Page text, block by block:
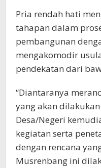
Pria rendah hati
tahapan dalam
pembangunan
mengakomodir
pendekatan dari
“Diantaranya
yang akan
Desa/Negeri
kegiatan serta
dengan rencana
Musrenbang ini